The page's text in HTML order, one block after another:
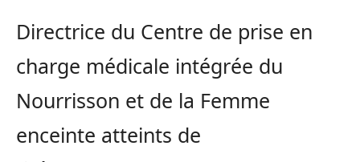
Directrice du Centre de prise en
charge médicale intégrée du
Nourrisson et de la Femme
enceinte atteints de